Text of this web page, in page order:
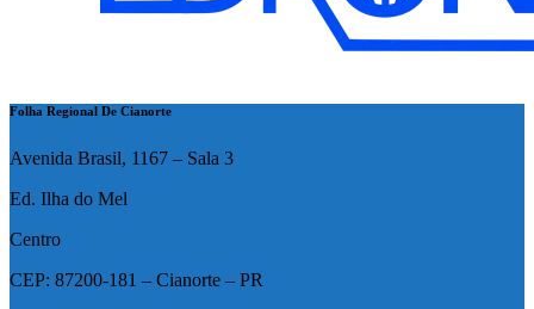
Folha Regional De Cianorte
Avenida Brasil, 1167 – Sala 3
Ed. Ilha do Mel
Centro
CEP: 87200-181 – Cianorte – PR